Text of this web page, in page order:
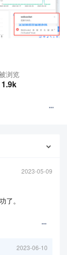
浏览
1.9k
2023-05-09
了。
2023-06-10